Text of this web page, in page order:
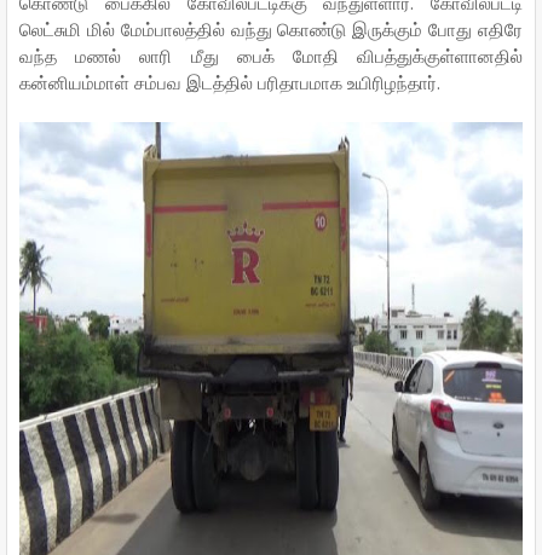
லெட்சுமி மில் மேம்பாலத்தில் வந்து கொண்டு இருக்கும் போது எதிரே
வந்த மணல் லாரி மீது பைக் மோதி விபத்துக்குள்ளானதில்
கன்னியம்மாள் சம்பவ இடத்தில் பரிதாபமாக உயிரிழந்தார்.